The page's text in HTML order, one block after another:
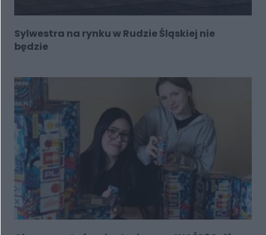
Sylwestra na rynku w Rudzie Śląskiej nie
będzie